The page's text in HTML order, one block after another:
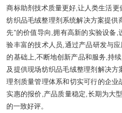
商标助剂技术质量更好,让人类生活
纺织品毛绒整理剂系统解决方案提供
先”的价值导向,拥有高新的实验设备
验丰富的技术人员,通过产品研发与
的基础上,不断地创新产品和服务,持
及提供现场纺织品毛绒整理剂解决
理剂质量管理体系和切实可行的企业
实惠的报价,产品质量稳定,长期为大
的一致好评。